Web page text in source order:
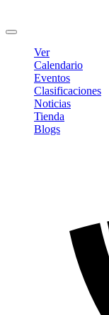
Ver
Calendario
Eventos
Clasificaciones
Noticias
Tienda
Blogs